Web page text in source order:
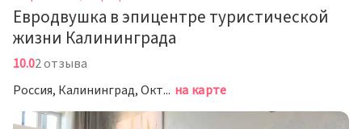
Евродвушка в эпицентре туристической
жизни Калининграда
10.02 отзыва
Россия, Калининград, Октябрьская улица, 12 на карте